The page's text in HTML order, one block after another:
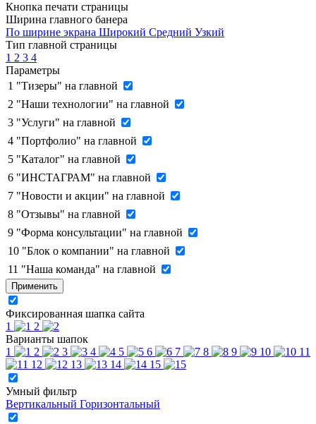
Кнопка печати страницы
Ширина главного банера
По ширине экрана Широкий Средний Узкий
Тип главной страницы
1 2 3 4
Параметры
1 "Тизеры" на главной
2 "Наши технологии" на главной
3 "Услуги" на главной
4 "Портфолио" на главной
5 "Каталог" на главной
6 "ИНСТАГРАМ" на главной
7 "Новости и акции" на главной
8 "Отзывы" на главной
9 "Форма консультации" на главной
10 "Блок о компании" на главной
11 "Наша команда" на главной
Применить
Фиксированная шапка сайта
1
2
Варианты шапок
1
2 3 4 5 6 7 8 9 10
11
12
13 14 15
Умный фильтр
Вертикальный Горизонтальный